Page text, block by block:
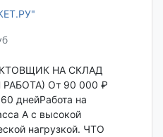
НА СКЛАД
От 90 000 ₽
днейРабота на
А с высокой
нагрузкой. ЧТО